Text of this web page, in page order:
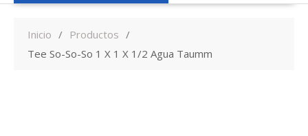
Inicio
Productos
Tee So-So-So 1 X 1 X 1/2 Agua Taumm